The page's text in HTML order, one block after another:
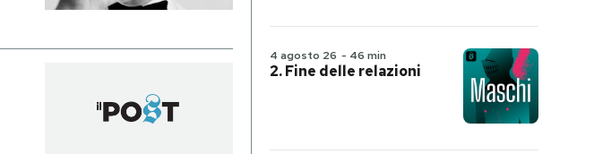
4 agosto 26 - 46 min
2. Fine delle relazioni